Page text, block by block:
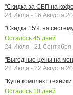
"Скидка за СБП на
24 Июля - 16 Августа
"Скидка 15% на
Осталось 45 дней
24 Июля - 21 Сентября
"Выгодные цены на
22 Июля - 22 Августа
"Купи комплект
Осталось 10 дней